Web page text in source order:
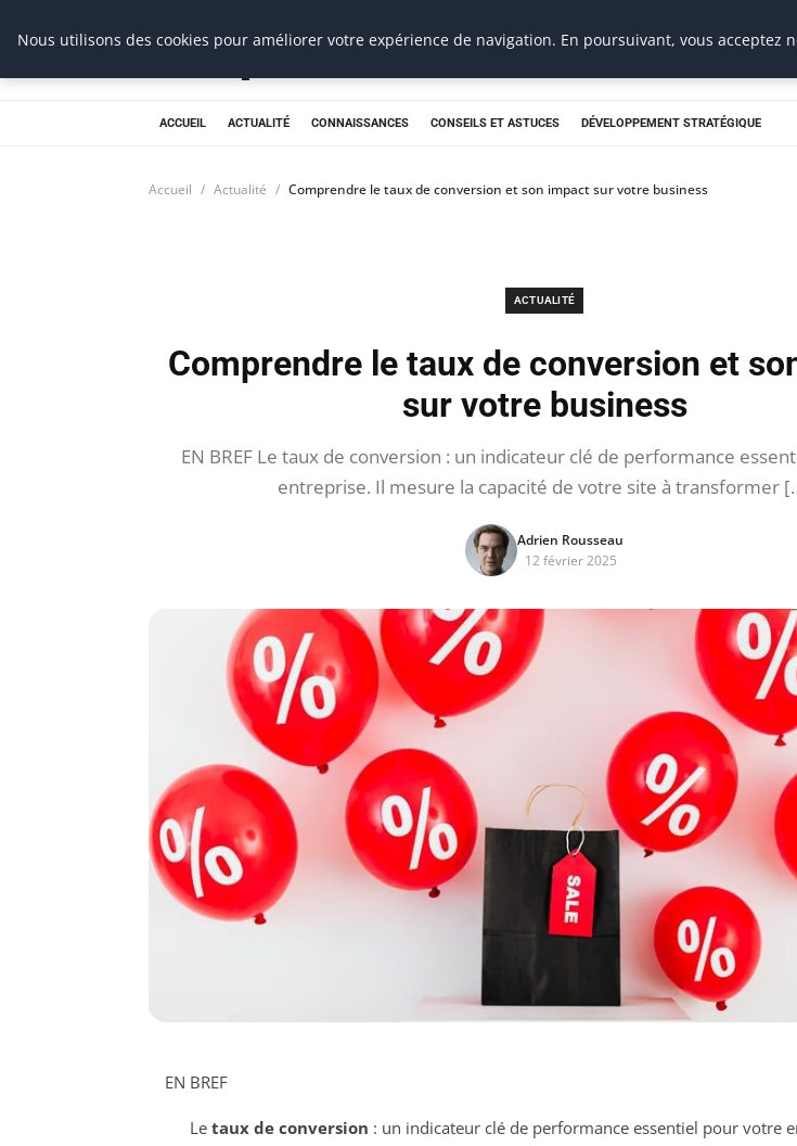
Prospection Pro
ACCUEIL ACTUALITÉ CONNAISSANCES CONSEILS ET ASTUCES DÉVELOPPEMENT STRATÉGIQUE
Accueil Actualité Comprendre le taux de conversion et son impact sur votre business
ACTUALITÉ
Comprendre le taux de conversion et
sur votre business
EN BREF Le taux de conversion : un indicateur clé de performance
entreprise. Il mesure la capacité de votre site à transformer
Adrien Rousseau
12 février 2025
EN BREF
Le taux de conversion : un indicateur clé de performance essentiel pour votre
Nous utilisons des cookies pour améliorer votre expérience de navigation. En poursuivant, vous acceptez